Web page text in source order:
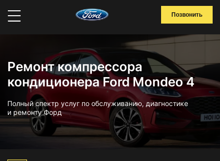
Позвонить
Ремонт компрессора
кондиционера Ford Mondeo 4
Полный спектр услуг по обслуживанию, диагностике
и ремонту Форд